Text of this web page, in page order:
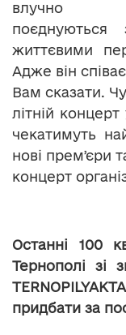
влучно
поєднуються
життєвими
Адже він
Вам сказати.
літній
чекатимуть
нові премʼєри
концерт
Останні 100
Тернополі зі
придбати за